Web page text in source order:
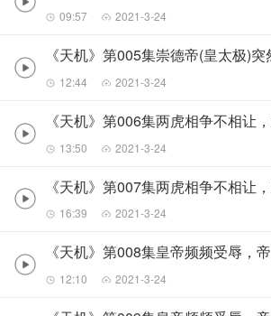
09:57 2021-3-24
12:44 2021-3-24
13:50 2021-3-24
16:39 2021-3-24
12:10 2021-3-24